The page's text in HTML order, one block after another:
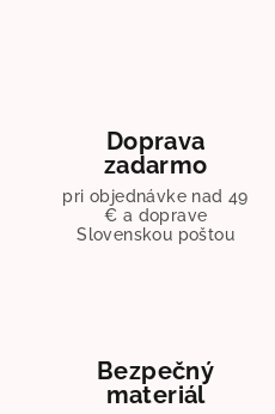
Doprava
zadarmo
pri objednávke nad 49
€ a doprave
Slovenskou poštou
Bezpečný
materiál